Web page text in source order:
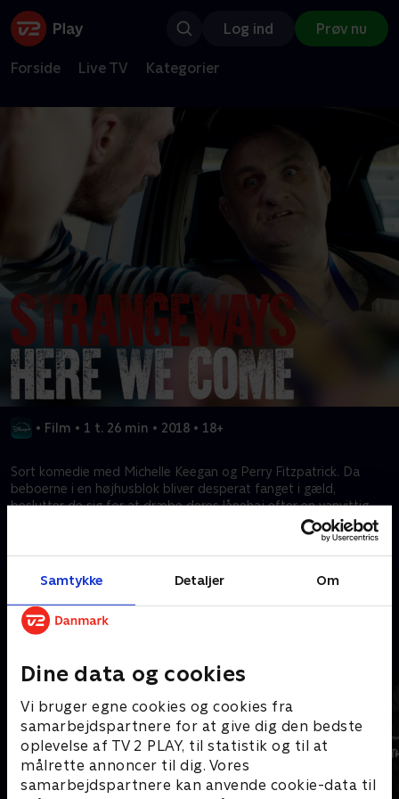
Samtykke Detaljer Om
Dine data og cookies
Vi bruger egne cookies og cookies fra
samarbejdspartnere for at give dig den bedste
oplevelse af TV 2 PLAY, til statistik og til at
målrette annoncer til dig. Vores
samarbejdspartnere kan anvende cookie-data til
Log ind Prøv nu
Forside Live TV Kategorier
• Film • 1 t. 26 min • 2018 • 18+
Sort komedie med Michelle Keegan og Perry Fitzpatrick. Da
beboerne i en højhusblok bliver desperat fanget i gæld,
beslutter de sig for at dræbe deres lånehaj efter en vanvittig
blokfest. Men når en hård, kompromisløs kvinde begynder at
stille akavede spørgsmål, begynder gruppen at gå i panik.